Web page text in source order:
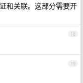
和关联。这部分需要开
18
19